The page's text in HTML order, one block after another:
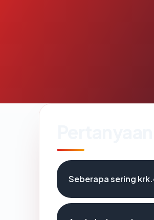
Seberapa sering